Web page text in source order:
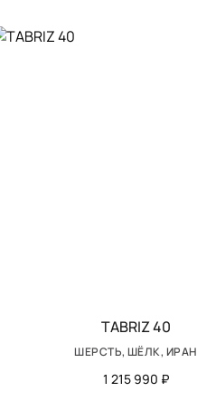
TABRIZ 40
ШЕРСТЬ, ШЁЛК, ИРАН
1 215 990 ₽